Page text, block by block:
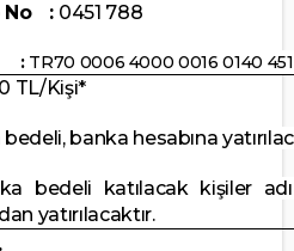
No : 0451 788
:TR70 0006 4000 0016 0140
TL/Kişi*
banka hesabına
bedeli katılacak kişiler
yatırılacaktır.